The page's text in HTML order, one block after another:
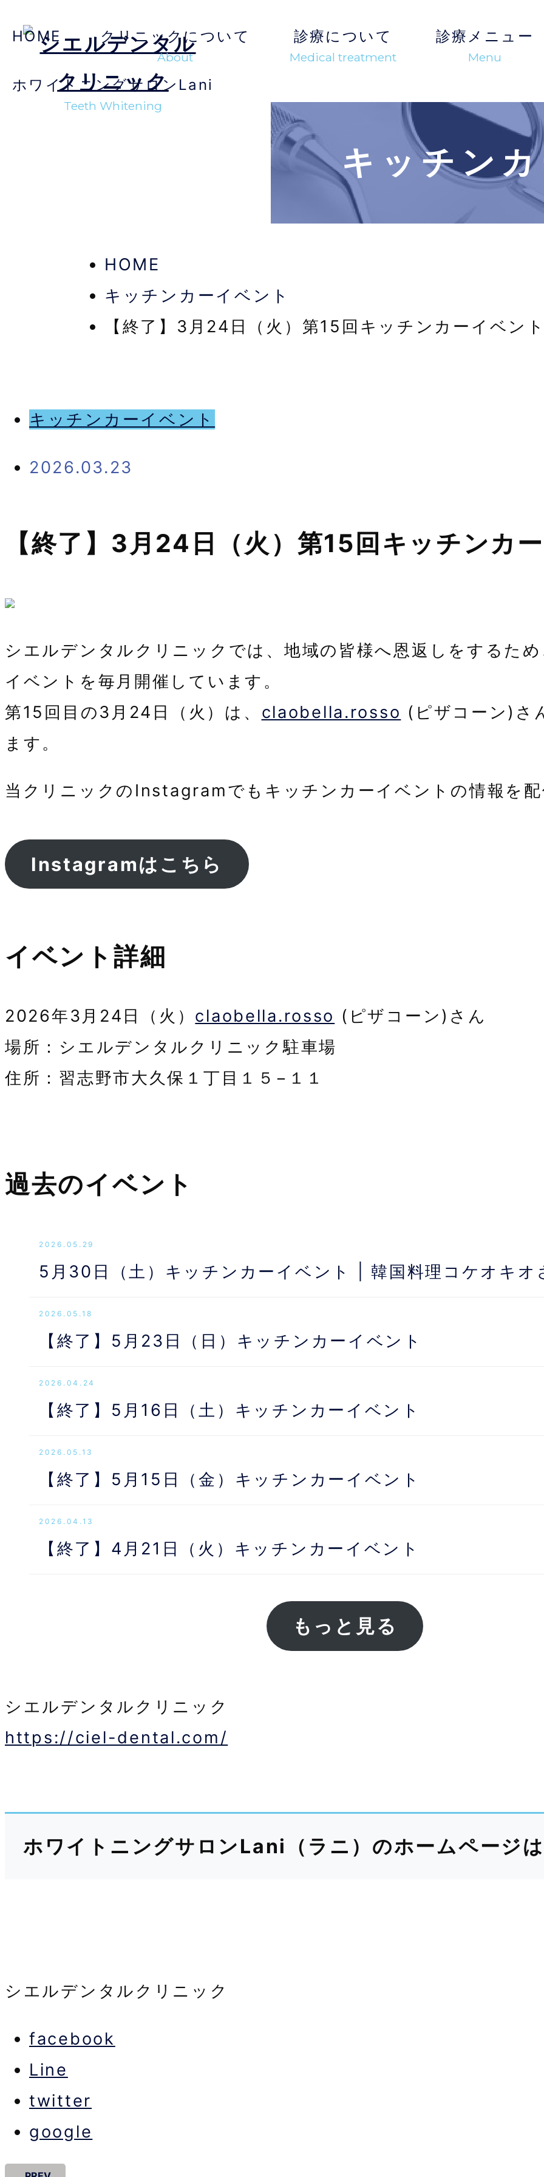
HOME クリニックについて
About
診療について
Medical treatment
診療メニュー
Menu
ホワイトニングサロンLani
Teeth Whitening
キッチン
HOME
キッチンカーイベント
【終了】3月24日（火）第15回キッチンカーイベン
キッチンカーイベント
2026.03.23
【終了】3月24日（火）第15回キッチンカ
シエルデンタルクリニックでは、地域の皆様へ恩返しをするた
イベントを毎月開催しています。
第15回目の3月24日（火）は、 claobella.rosso (ピザコーン)さ
ます。
当クリニックのInstagramでもキッチンカーイベントの情報を
Instagramはこちら
イベント詳細
2026年3月24日（火） claobella.rosso (ピザコーン)さん
場所：シエルデンタルクリニック駐車場
住所：習志野市大久保１丁目１５−１１
過去のイベント
2026.05.29
5月30日（土）キッチンカーイベント | 韓国料理コケオキオ
2026.05.18
【終了】5月23日（日）キッチンカーイベント
2026.04.24
【終了】5月16日（土）キッチンカーイベント
2026.05.13
【終了】5月15日（金）キッチンカーイベント
2026.04.13
【終了】4月21日（火）キッチンカーイベント
もっと見る
シエルデンタルクリニック
https://ciel-dental.com/
ホワイトニングサロンLani（ラニ）のホームページ
シエルデンタルクリニック
facebook
Line
twitter
google